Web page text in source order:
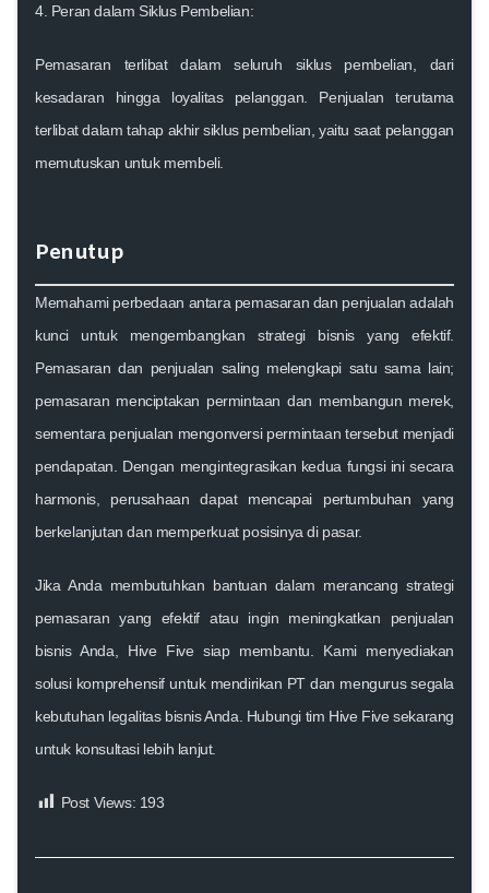
4. Peran dalam Siklus Pembelian:
Pemasaran terlibat dalam seluruh siklus pembelian, dari
kesadaran hingga loyalitas pelanggan. Penjualan terutama
terlibat dalam tahap akhir siklus pembelian, yaitu saat pelanggan
memutuskan untuk membeli.
Penutup
Memahami perbedaan antara pemasaran dan penjualan adalah
kunci untuk mengembangkan strategi bisnis yang efektif.
Pemasaran dan penjualan saling melengkapi satu sama lain;
pemasaran menciptakan permintaan dan membangun merek,
sementara penjualan mengonversi permintaan tersebut menjadi
pendapatan. Dengan mengintegrasikan kedua fungsi ini secara
harmonis, perusahaan dapat mencapai pertumbuhan yang
berkelanjutan dan memperkuat posisinya di pasar.
Jika Anda membutuhkan bantuan dalam merancang strategi
pemasaran yang efektif atau ingin meningkatkan penjualan
bisnis Anda, Hive Five siap membantu. Kami menyediakan
solusi komprehensif untuk mendirikan PT dan mengurus segala
kebutuhan legalitas bisnis Anda. Hubungi tim Hive Five sekarang
untuk konsultasi lebih lanjut.
Post Views: 193